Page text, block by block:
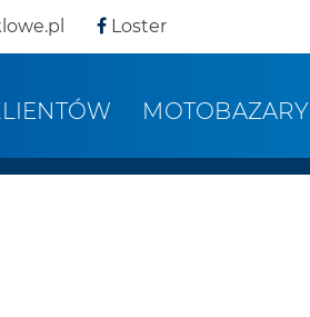
Loster
MOTOBAZARY